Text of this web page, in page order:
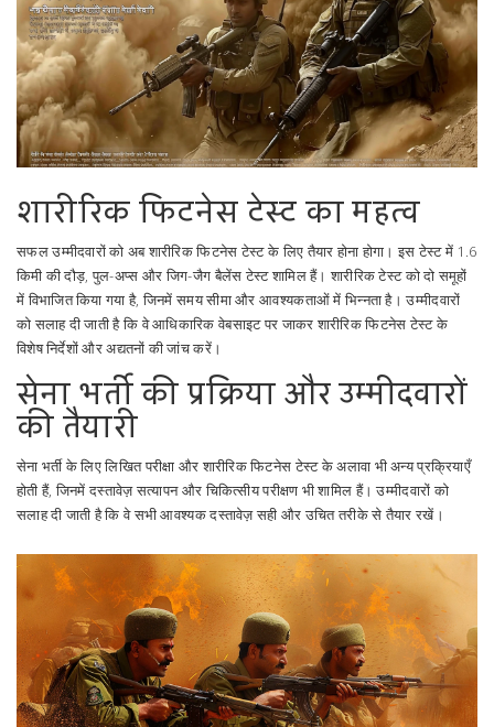
शारीरिक फिटनेस टेस्ट का महत्व
सफल उम्मीदवारों को अब शारीरिक फिटनेस टेस्ट के लिए तैयार होना होगा। इस टेस्ट में 1.6
किमी की दौड़, पुल-अप्स और जिग-जैग बैलेंस टेस्ट शामिल हैं। शारीरिक टेस्ट को दो समूहों
में विभाजित किया गया है, जिनमें समय सीमा और आवश्यकताओं में भिन्नता है। उम्मीदवारों
को सलाह दी जाती है कि वे आधिकारिक वेबसाइट पर जाकर शारीरिक फिटनेस टेस्ट के
विशेष निर्देशों और अद्यतनों की जांच करें।
सेना भर्ती की प्रक्रिया और उम्मीदवारों
की तैयारी
सेना भर्ती के लिए लिखित परीक्षा और शारीरिक फिटनेस टेस्ट के अलावा भी अन्य प्रक्रियाएँ
होती हैं, जिनमें दस्तावेज़ सत्यापन और चिकित्सीय परीक्षण भी शामिल हैं। उम्मीदवारों को
सलाह दी जाती है कि वे सभी आवश्यक दस्तावेज़ सही और उचित तरीके से तैयार रखें।